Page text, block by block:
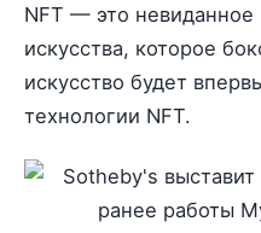
NFT — это невиданное
искусства, которое
искусство будет
технологии NFT.